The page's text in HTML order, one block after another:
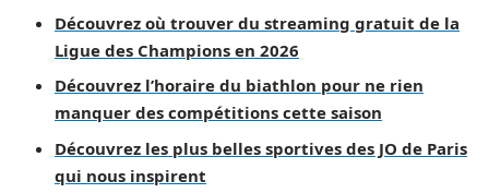
Découvrez où trouver du streaming gratuit de la
Ligue des Champions en 2026
Découvrez l’horaire du biathlon pour ne rien
manquer des compétitions cette saison
Découvrez les plus belles sportives des JO de Paris
qui nous inspirent